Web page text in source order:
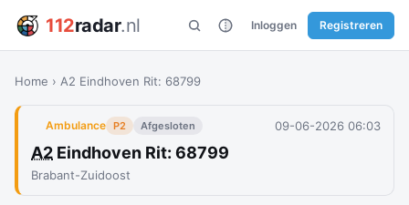
112radar.nl Inloggen Registreren
Home › A2 Eindhoven Rit: 68799
Ambulance P2 Afgesloten 09-06-2026 06:03
A2 Eindhoven Rit: 68799
Brabant-Zuidoost